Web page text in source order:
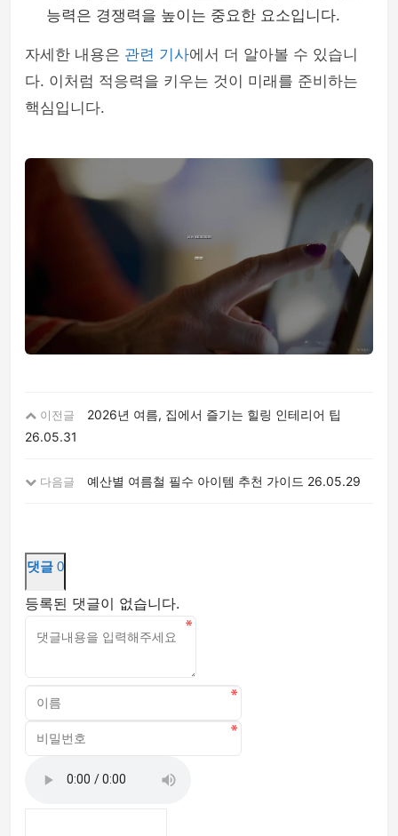
능력은 경쟁력을 높이는 중요한 요소입니다.
자세한 내용은 관련 기사에서 더 알아볼 수 있습니
다. 이처럼 적응력을 키우는 것이 미래를 준비하는
핵심입니다.
이전글
2026년 여름, 집에서 즐기는 힐링 인테리어 팁
26.05.31
다음글 예산별 여름철 필수 아이템 추천 가이드 26.05.29
댓글 0
등록된 댓글이 없습니다.